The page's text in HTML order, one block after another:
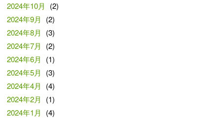
2024年10月
(2)
2024年9月
(2)
2024年8月
(3)
2024年7月
(2)
2024年6月
(1)
2024年5月
(3)
2024年4月
(4)
2024年2月
(1)
2024年1月
(4)